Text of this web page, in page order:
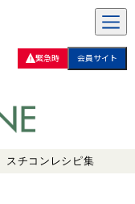
緊急時 会員サイト
スチコンレシピ集